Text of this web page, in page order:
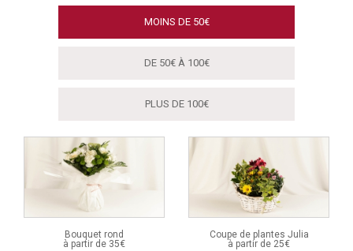
MOINS DE 50€
DE 50€ À 100€
PLUS DE 100€
Bouquet rond
à partir de 35€
Coupe de plantes Julia
à partir de 25€